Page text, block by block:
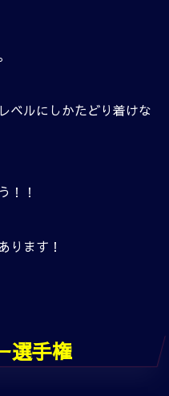
ベルにしかたどり着けな
！！
ります！
選手権